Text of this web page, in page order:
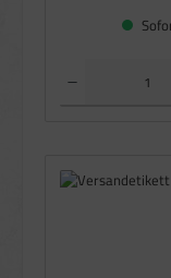
Produkt Anzahl: Gib